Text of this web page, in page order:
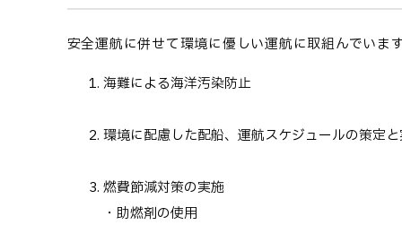
安全運航に併せて環境に優しい運航に取組んでいます
海難による海洋汚染防止
環境に配慮した配船、運航スケジュールの策定
燃費節減対策の実施
・助燃剤の使用